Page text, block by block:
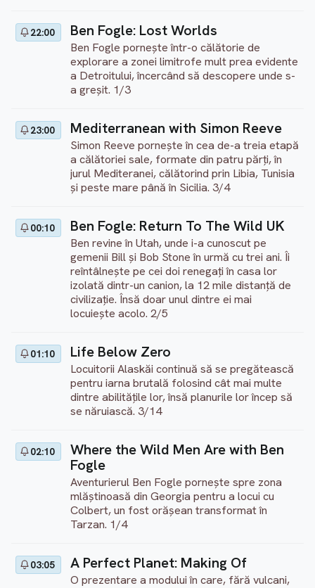
22:00 Ben Fogle: Lost Worlds
Ben Fogle pornește într-o călătorie de
explorare a zonei limitrofe mult prea evidente
a Detroitului, încercând să descopere unde s-
a greșit. 1/3
23:00 Mediterranean with Simon Reeve
Simon Reeve pornește în cea de-a treia etapă
a călătoriei sale, formate din patru părți, în
jurul Mediteranei, călătorind prin Libia, Tunisia
și peste mare până în Sicilia. 3/4
00:10 Ben Fogle: Return To The Wild UK
Ben revine în Utah, unde i-a cunoscut pe
gemenii Bill și Bob Stone în urmă cu trei ani. Îi
reîntâlnește pe cei doi renegați în casa lor
izolată dintr-un canion, la 12 mile distanță de
civilizație. Însă doar unul dintre ei mai
locuiește acolo. 2/5
01:10 Life Below Zero
Locuitorii Alaskăi continuă să se pregătească
pentru iarna brutală folosind cât mai multe
dintre abilitățile lor, însă planurile lor încep să
se năruiască. 3/14
02:10
Where the Wild Men Are with Ben
Fogle
Aventurierul Ben Fogle pornește spre zona
mlăștinoasă din Georgia pentru a locui cu
Colbert, un fost orășean transformat în
Tarzan. 1/4
03:05 A Perfect Planet: Making Of
O prezentare a modului în care, fără vulcani,